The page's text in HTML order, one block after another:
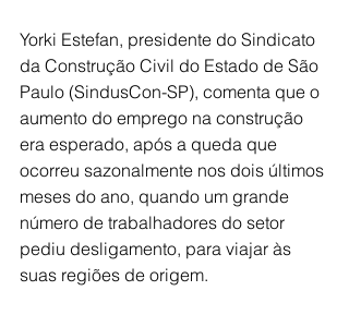
Yorki Estefan, presidente do Sindicato
da Construção Civil do Estado de São
Paulo (SindusCon-SP), comenta que o
aumento do emprego na construção
era esperado, após a queda que
ocorreu sazonalmente nos dois últimos
meses do ano, quando um grande
número de trabalhadores do setor
pediu desligamento, para viajar às
suas regiões de origem.